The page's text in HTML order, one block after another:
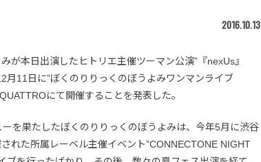
2016.10.13
が本日出演したヒトリエ主催ツーマン公演”『nexUs』
月11日に”ぼくのりりっくのぼうよみワンマンライブ
にて開催することを発表した。
を果たしたぼくのりりっくのぼうよみは、今年5月に渋谷
れた所属レーベル主催イベント”CONNECTONE NIGHT